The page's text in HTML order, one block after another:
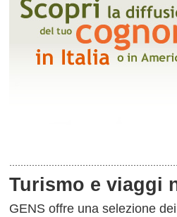
Turismo e viaggi
GENS offre una selezione